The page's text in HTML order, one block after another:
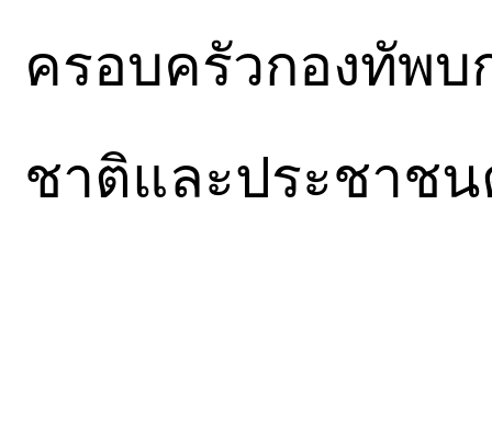
ครอบครัวกองทัพบ
ชาติและประชาช